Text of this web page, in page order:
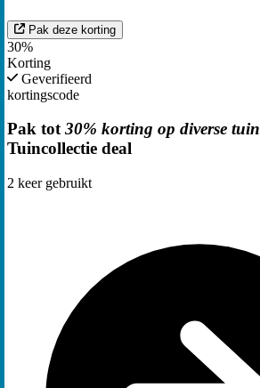
Pak deze korting
30%
Korting
Geverifieerd
kortingscode
Pak tot30% korting op diverse
Tuincollectie deal
2 keer gebruikt